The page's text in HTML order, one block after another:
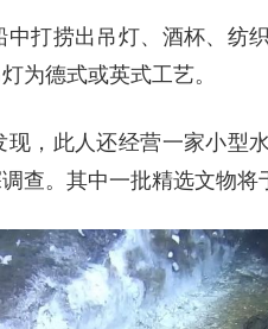
打捞出吊灯、酒杯、纺
为德式或英式工艺。
，此人还经营一家小型
查。其中一批精选文物将